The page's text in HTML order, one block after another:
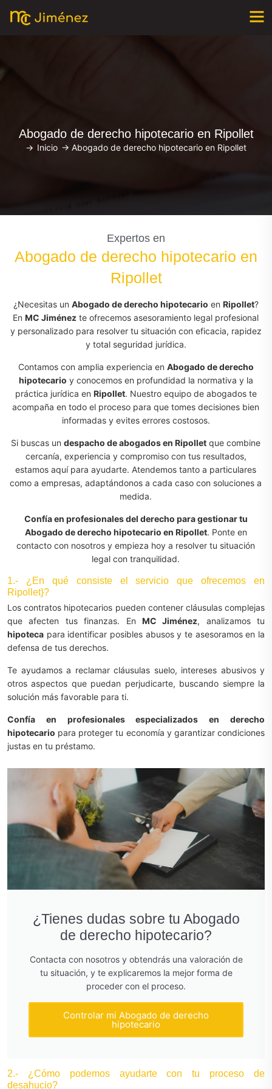
Abogado de derecho hipotecario en Ripollet
-> Inicio -> Abogado de derecho hipotecario en Ripollet
Expertos en
Abogado de derecho hipotecario en
Ripollet
¿Necesitas un Abogado de derecho hipotecario en Ripollet?
EnMC Jiménez te ofrecemos asesoramiento legal profesional
y personalizado para resolver tu situación con eficacia, rapidez
y total seguridad jurídica.
Contamos con amplia experiencia en Abogado de derecho
hipotecario y conocemos en profundidad la normativa y la
práctica jurídica en Ripollet. Nuestro equipo de abogados te
acompaña en todo el proceso para que tomes decisiones bien
informadas y evites errores costosos.
Si buscas undespacho de abogados en Ripollet que combine
cercanía, experiencia y compromiso con tus resultados,
estamos aquí para ayudarte. Atendemos tanto a particulares
como a empresas, adaptándonos a cada caso con soluciones a
medida.
Confía en profesionales del derecho para gestionar tu
Abogado de derecho hipotecario en Ripollet. Ponte en
contacto con nosotros y empieza hoy a resolver tu situación
legal con tranquilidad.
1.- ¿En qué consiste el servicio que ofrecemos en
Ripollet}?
Los contratos hipotecarios pueden contener cláusulas complejas
que afecten tus finanzas. En MC Jiménez, analizamos tu
hipoteca para identificar posibles abusos y te asesoramos en la
defensa de tus derechos.
Te ayudamos a reclamar cláusulas suelo, intereses abusivos y
otros aspectos que puedan perjudicarte, buscando siempre la
solución más favorable para ti.
Confía en profesionales especializados en derecho
hipotecario para proteger tu economía y garantizar condiciones
justas en tu préstamo.
¿Tienes dudas sobre tu Abogado
de derecho hipotecario?
Contacta con nosotros y obtendrás una valoración de
tu situación, y te explicaremos la mejor forma de
proceder con el proceso.
Controlar mi Abogado de derecho
hipotecario
2.- ¿Cómo podemos ayudarte con tu proceso de
desahucio?